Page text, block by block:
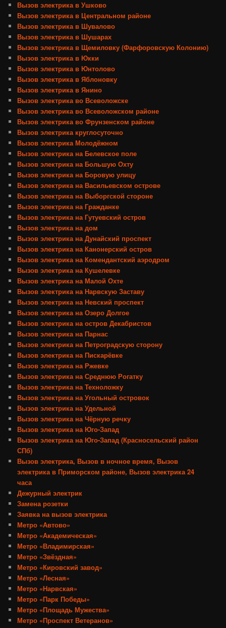
Вызов электрика в Ушково
Вызов электрика в Центральном районе
Вызов электрика в Шувалово
Вызов электрика в Шушарах
Вызов электрика в Щемиловку (Фарфоровскую Колонию)
Вызов электрика в Юкки
Вызов электрика в Юнтолово
Вызов электрика в Яблоновку
Вызов электрика в Янино
Вызов электрика во Всеволожске
Вызов электрика во Всеволожском районе
Вызов электрика во Фрунзенском районе
Вызов электрика круглосуточно
Вызов электрика Молодёжном
Вызов электрика на Белевское поле
Вызов электрика на Большую Охту
Вызов электрика на Боровую улицу
Вызов электрика на Васильевском острове
Вызов электрика на Выборгской стороне
Вызов электрика на Гражданке
Вызов электрика на Гутуевский остров
Вызов электрика на дом
Вызов электрика на Дунайский проспект
Вызов электрика на Канонерский остров
Вызов электрика на Комендантский аэродром
Вызов электрика на Кушелевке
Вызов электрика на Малой Охте
Вызов электрика на Нарвскую Заставу
Вызов электрика на Невский проспект
Вызов электрика на Озеро Долгое
Вызов электрика на остров Декабристов
Вызов электрика на Парнас
Вызов электрика на Петроградскую сторону
Вызов электрика на Пискарёвке
Вызов электрика на Ржевке
Вызов электрика на Среднюю Рогатку
Вызов электрика на Техноложку
Вызов электрика на Угольный островок
Вызов электрика на Удельной
Вызов электрика на Чёрную речку
Вызов электрика на Юго-Запад
Вызов электрика на Юго-Запад (Красносельский район
СПб)
Вызов электрика, Вызов в ночное время, Вызов
электрика в Приморском районе, Вызов электрика 24
часа
Дежурный электрик
Замена розетки
Заявка на вызов электрика
Метро «Автово»
Метро «Академическая»
Метро «Владимирская»
Метро «Звёздная»
Метро «Кировский завод»
Метро «Лесная»
Метро «Нарвская»
Метро «Парк Победы»
Метро «Площадь Мужества»
Метро «Проспект Ветеранов»